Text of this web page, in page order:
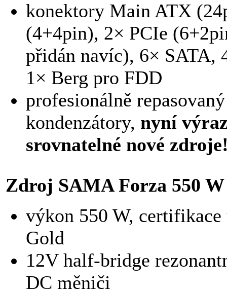
konektory Main ATX
(4+4pin), 2× PCIe
přidán navíc), 6× SATA,
1× Berg pro FDD
profesionálně
kondenzátory, nyní
srovnatelné nové
Zdroj SAMA Forza 550
výkon 550 W,
Gold
12V half-bridge
DC měniči